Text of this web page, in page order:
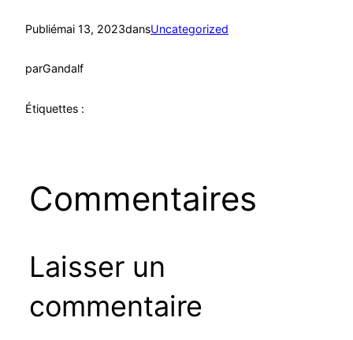
Publiémai 13, 2023dansUncategorized
parGandalf
Étiquettes :
Commentaires
Laisser un
commentaire